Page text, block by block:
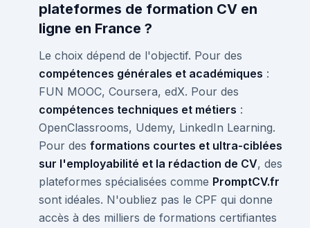
plateformes de formation CV en
ligne en France ?
Le choix dépend de l'objectif. Pour des
compétences générales et académiques :
FUN MOOC, Coursera, edX. Pour des
compétences techniques et métiers :
OpenClassrooms, Udemy, LinkedIn Learning.
Pour des formations courtes et ultra-ciblées
sur l'employabilité et la rédaction de CV, des
plateformes spécialisées comme PromptCV.fr
sont idéales. N'oubliez pas le CPF qui donne
accès à des milliers de formations certifiantes